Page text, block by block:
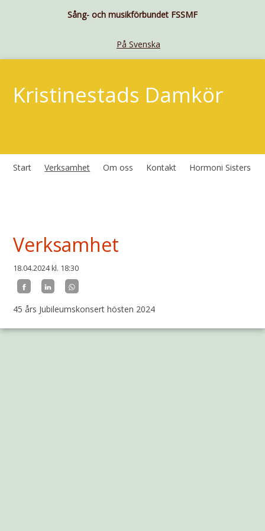
Sång- och musikförbundet FSSMF
På Svenska
Kristinestads Damkör
Start Verksamhet Om oss Kontakt Hormoni Sisters
Verksamhet
18.04.2024kl. 18:30
45 års Jubileumskonsert hösten 2024